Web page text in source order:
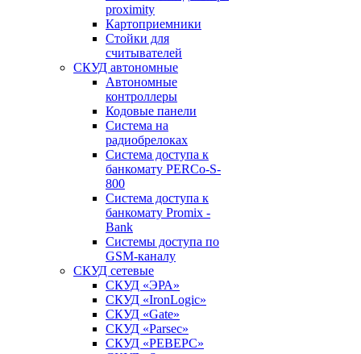
proximity
Картоприемники
Стойки для
считывателей
СКУД автономные
Автономные
контроллеры
Кодовые панели
Система на
радиобрелоках
Система доступа к
банкомату PERCo-S-
800
Система доступа к
банкомату Promix -
Bank
Системы доступа по
GSM-каналу
СКУД сетевые
СКУД «ЭРА»
СКУД «IronLogic»
СКУД «Gate»
СКУД «Parsec»
СКУД «РЕВЕРС»